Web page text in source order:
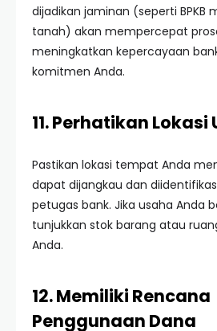
dijadikan jaminan (seperti BPKB
tanah) akan mempercepat
meningkatkan kepercayaan
komitmen Anda.
11. Perhatikan Lokasi
Pastikan lokasi tempat Anda
dapat dijangkau dan
petugas bank. Jika usaha Anda
tunjukkan stok barang atau
Anda.
12. Memiliki Rencana
Penggunaan Dana